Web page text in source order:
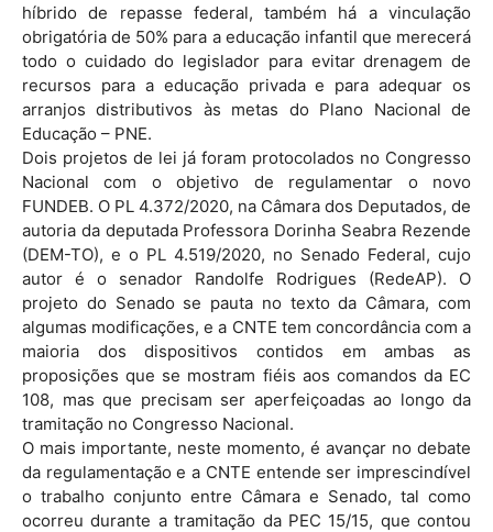
híbrido de repasse federal, também há a vinculação
obrigatória de 50% para a educação infantil que merecerá
todo o cuidado do legislador para evitar drenagem de
recursos para a educação privada e para adequar os
arranjos distributivos às metas do Plano Nacional de
Educação – PNE.
Dois projetos de lei já foram protocolados no Congresso
Nacional com o objetivo de regulamentar o novo
FUNDEB. O PL 4.372/2020, na Câmara dos Deputados, de
autoria da deputada Professora Dorinha Seabra Rezende
(DEM-TO), e o PL 4.519/2020, no Senado Federal, cujo
autor é o senador Randolfe Rodrigues (RedeAP). O
projeto do Senado se pauta no texto da Câmara, com
algumas modificações, e a CNTE tem concordância com a
maioria dos dispositivos contidos em ambas as
proposições que se mostram fiéis aos comandos da EC
108, mas que precisam ser aperfeiçoadas ao longo da
tramitação no Congresso Nacional.
O mais importante, neste momento, é avançar no debate
da regulamentação e a CNTE entende ser imprescindível
o trabalho conjunto entre Câmara e Senado, tal como
ocorreu durante a tramitação da PEC 15/15, que contou